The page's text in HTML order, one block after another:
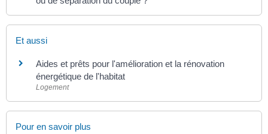
Et aussi
Aides et prêts pour l'amélioration et la rénovation
énergétique de l'habitat
Logement
Pour en savoir plus